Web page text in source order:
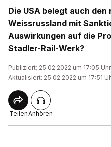
Die USA belegt auch
Weissrussland mit
Auswirkungen auf die
Stadler-Rail-Werk?
Publiziert: 25.02.2022 um 17:05 Uhr
Aktualisiert: 25.02.2022 um 17:51
TeilenAnhören